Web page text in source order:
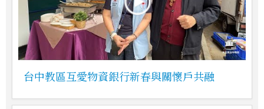
台中教區互愛物資銀行新春與關懷戶共融